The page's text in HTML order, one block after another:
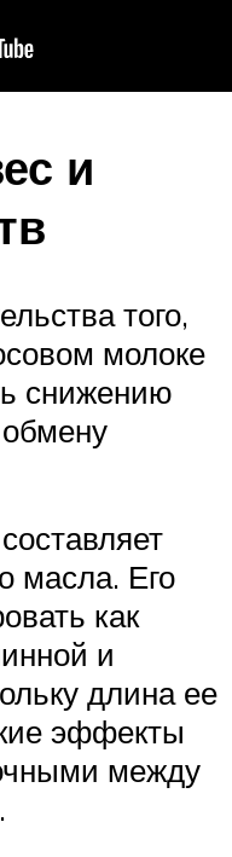
и
того,
молоке
снижению
масла. Его
как
и
длина ее
эффекты
между